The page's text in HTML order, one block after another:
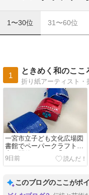
1〜30位 31〜60位
1
ときめく和のこ
一宮市立子ども文化広場図
書館でペーパークラフト講
座を開催しました①
9日前
このブログのここがポ